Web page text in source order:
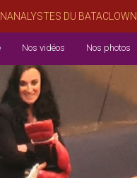
DU BATACLOWN
Nos vidéos Nos photos